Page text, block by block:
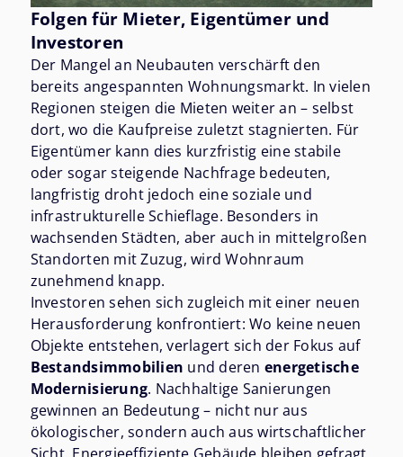
Folgen für Mieter, Eigentümer und
Investoren
Der Mangel an Neubauten verschärft den
bereits angespannten Wohnungsmarkt. In vielen
Regionen steigen die Mieten weiter an – selbst
dort, wo die Kaufpreise zuletzt stagnierten. Für
Eigentümer kann dies kurzfristig eine stabile
oder sogar steigende Nachfrage bedeuten,
langfristig droht jedoch eine soziale und
infrastrukturelle Schieflage. Besonders in
wachsenden Städten, aber auch in mittelgroßen
Standorten mit Zuzug, wird Wohnraum
zunehmend knapp.
Investoren sehen sich zugleich mit einer neuen
Herausforderung konfrontiert: Wo keine neuen
Objekte entstehen, verlagert sich der Fokus auf
Bestandsimmobilien und deren energetische
Modernisierung. Nachhaltige Sanierungen
gewinnen an Bedeutung – nicht nur aus
ökologischer, sondern auch aus wirtschaftlicher